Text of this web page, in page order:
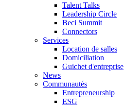
Talent Talks
Leadership Circle
Beci Summit
Connectors
Services
Location de salles
Domiciliation
Guichet d'entreprise
News
Communautés
Entrepreneurship
ESG